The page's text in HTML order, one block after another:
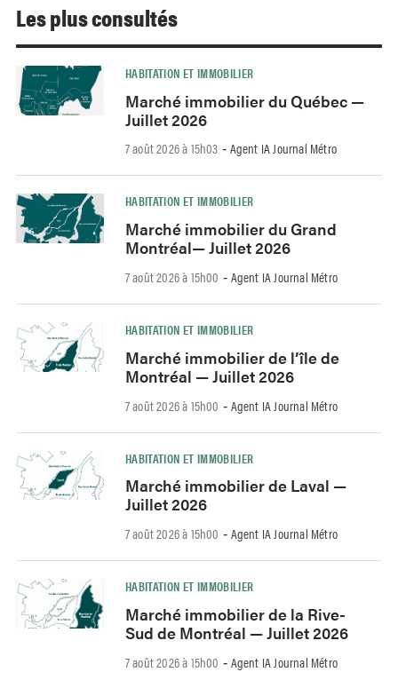
Les plus consultés
HABITATION ET IMMOBILIER
Marché immobilier du Québec —
Juillet 2026
7 août 2026 à 15h03 - Agent IA Journal Métro
HABITATION ET IMMOBILIER
Marché immobilier du Grand
Montréal— Juillet 2026
7 août 2026 à 15h00 - Agent IA Journal Métro
HABITATION ET IMMOBILIER
Marché immobilier de l’île de
Montréal — Juillet 2026
7 août 2026 à 15h00 - Agent IA Journal Métro
HABITATION ET IMMOBILIER
Marché immobilier de Laval —
Juillet 2026
7 août 2026 à 15h00 - Agent IA Journal Métro
HABITATION ET IMMOBILIER
Marché immobilier de la Rive-
Sud de Montréal — Juillet 2026
7 août 2026 à 15h00 - Agent IA Journal Métro